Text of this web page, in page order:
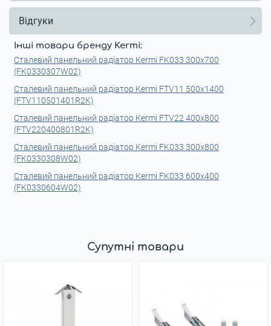
Відгуки
Інші товари бренду Kermi:
Сталевий панельний радіатор Kermi FK033 300x700
(FK0330307W02)
Сталевий панельний радіатор Kermi FTV11 500x1400
(FTV110501401R2K)
Сталевий панельний радіатор Kermi FTV22 400x800
(FTV220400801R2K)
Сталевий панельний радіатор Kermi FK033 300x800
(FK0330308W02)
Сталевий панельний радіатор Kermi FK033 600x400
(FK0330604W02)
Супутні товари